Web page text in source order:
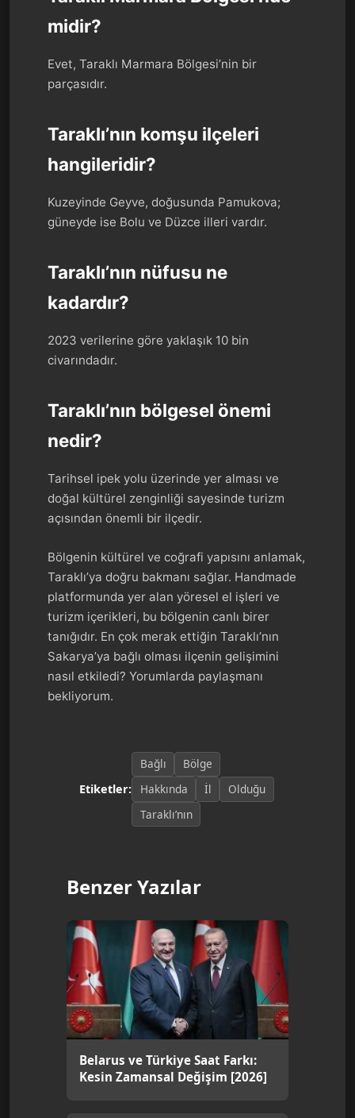
midir?
Evet, Taraklı Marmara Bölgesi’nin bir
parçasıdır.
Taraklı’nın komşu ilçeleri
hangileridir?
Kuzeyinde Geyve, doğusunda Pamukova;
güneyde ise Bolu ve Düzce illeri vardır.
Taraklı’nın nüfusu ne
kadardır?
2023 verilerine göre yaklaşık 10 bin
civarındadır.
Taraklı’nın bölgesel önemi
nedir?
Tarihsel ipek yolu üzerinde yer alması ve
doğal kültürel zenginliği sayesinde turizm
açısından önemli bir ilçedir.
Bölgenin kültürel ve coğrafi yapısını anlamak,
Taraklı’ya doğru bakmanı sağlar. Handmade
platformunda yer alan yöresel el işleri ve
turizm içerikleri, bu bölgenin canlı birer
tanığıdır. En çok merak ettiğin Taraklı’nın
Sakarya’ya bağlı olması ilçenin gelişimini
nasıl etkiledi? Yorumlarda paylaşmanı
bekliyorum.
Etiketler:
Bağlı
Bölge
Hakkında
İl
Olduğu
Taraklı’nın
Benzer Yazılar
Belarus ve Türkiye Saat Farkı:
Kesin Zamansal Değişim [2026]